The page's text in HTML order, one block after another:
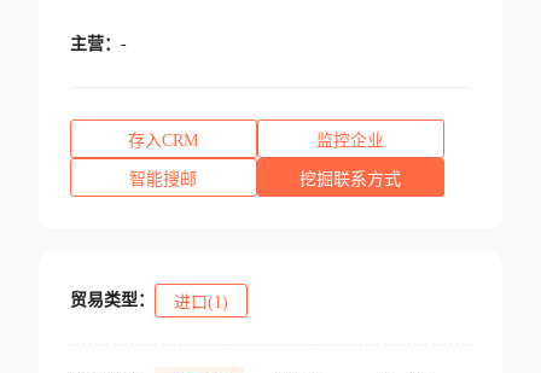
主营： -
存入CRM 监控企业
智能搜邮 挖掘联系方式
贸易类型： 进口(1)